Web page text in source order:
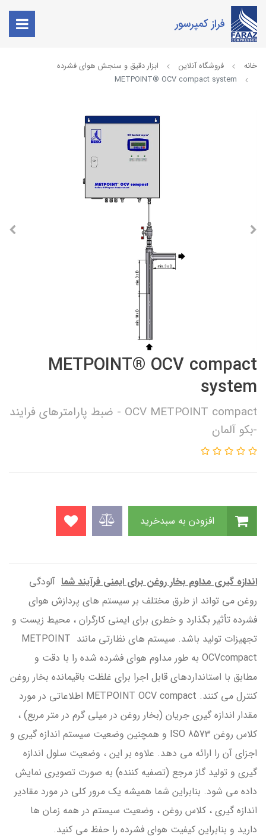
فراز کمپرسور
خانه فروشگاه آنلاین
ابزار دقیق و سنجش هوای فشرده
METPOINT® OCV compact system
METPOINT® OCV compact
system
OCV METPOINT compact - ضبط پارامترهای فرایند
-بکو آلمان
اندازه گیری مداوم بخار روغن برای ایمنی فرآیند شما آلودگی
روغن می تواند از طرق مختلف بر سیستم های پردازش هوای
فشرده تأثیر بگذارد و خطری برای ایمنی کارگران ، محیط زیست و
تجهیزات تولید باشد. سیستم های نظارتی مانند METPOINT
OCVcompact به طور مداوم هوای فشرده شده را با دقت و
مطابق با استانداردهای قابل اجرا برای غلظت باقیمانده بخار روغن
کنترل می کنند. METPOINT OCV compact اطلاعاتی در مورد
مقدار اندازه گیری جریان (بخار روغن در میلی گرم در متر مربع) ،
کلاس روغن ISO 8573 و همچنین وضعیت سیستم اندازه گیری و
اجزای آن را ارائه می دهد. علاوه بر این ، وضعیت سلول اندازه
گیری و تولید گاز مرجع (تصفیه کننده) به صورت تصویری نمایش
داده می شود. بنابراین شما همیشه یک مرور کلی در مورد مقادیر
اندازه گیری ، کلاس روغن ، وضعیت سیستم در همه زمان ها
دارید و بنابراین کیفیت هوای فشرده را حفظ می کنید.